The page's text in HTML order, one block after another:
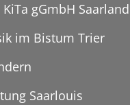
gGmbH Saarland
im Bistum Trier
Saarlouis